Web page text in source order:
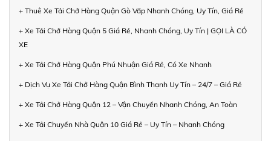
+ Thuê Xe Tải Chở Hàng Quận Gò Vấp Nhanh Chóng, Uy Tín, Giá Rẻ
+ Xe Tải Chở Hàng Quận 5 Giá Rẻ, Nhanh Chóng, Uy Tín | GỌI LÀ CÓ
XE
+ Xe Tải Chở Hàng Quận Phú Nhuận Giá Rẻ, Có Xe Nhanh
+ Dịch Vụ Xe Tải Chở Hàng Quận Bình Thạnh Uy Tín – 24/7 – Giá Rẻ
+ Xe Tải Chở Hàng Quận 12 – Vận Chuyển Nhanh Chóng, An Toàn
+ Xe Tải Chuyển Nhà Quận 10 Giá Rẻ – Uy Tín – Nhanh Chóng